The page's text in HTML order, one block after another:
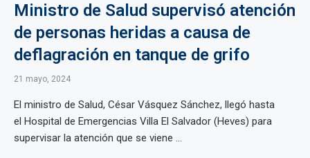
Ministro de Salud supervisó atención
de personas heridas a causa de
deflagración en tanque de grifo
21 mayo, 2024
El ministro de Salud, César Vásquez Sánchez, llegó hasta
el Hospital de Emergencias Villa El Salvador (Heves) para
supervisar la atención que se viene ...